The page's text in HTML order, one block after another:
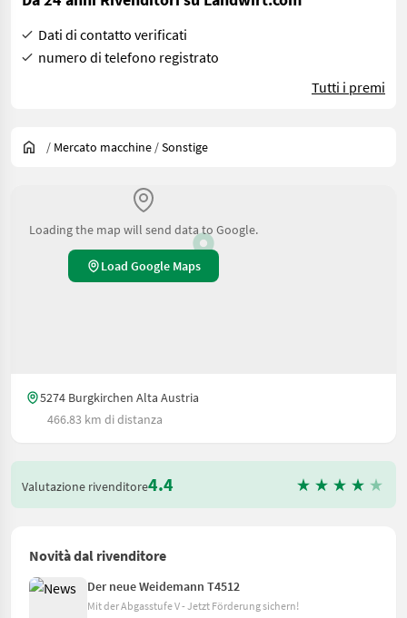
Dati di contatto verificati
numero di telefono registrato
Tutti i premi
/ Mercato macchine /Sonstige
Loading the map will send data to Google.
Load Google Maps
5274 Burgkirchen Alta Austria
466.83 km di distanza
Valutazione rivenditore4.4
Novità dal rivenditore
Der neue Weidemann T4512
Mit der Abgasstufe V - Jetzt Förderung sichern!